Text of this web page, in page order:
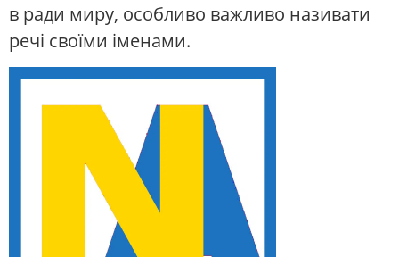
в ради миру, особливо важливо називати
речі своїми іменами.